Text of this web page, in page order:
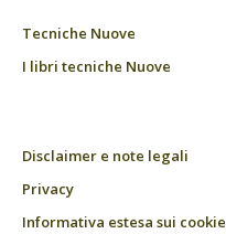
Tecniche Nuove
I libri tecniche Nuove
Disclaimer e note legali
Privacy
Informativa estesa sui cookie